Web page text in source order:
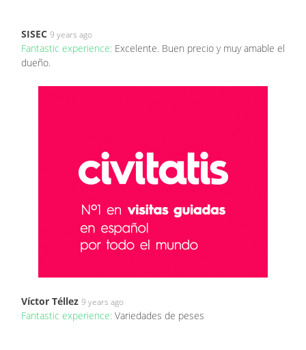
SISEC 9 years ago
Fantastic experience: Excelente. Buen precio y muy amable el
dueño.
Víctor Téllez 9 years ago
Fantastic experience: Variedades de peses